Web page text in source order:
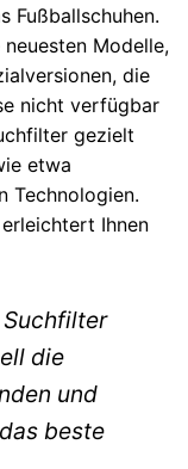
Fußballschuhen.
Modelle,
die
nicht verfügbar
gezielt
etwa
Technologien.
Ihnen
die
und
beste